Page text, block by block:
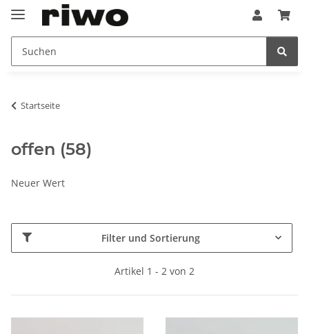
Startseite
offen (58)
Neuer Wert
Filter und Sortierung
Artikel 1 - 2 von 2